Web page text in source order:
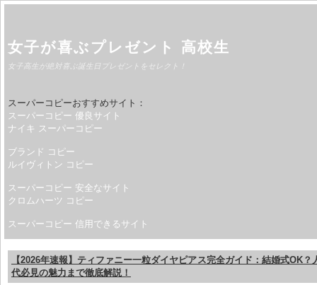
女子が喜ぶプレゼント 高校生
女子高生が絶対喜ぶ誕生日プレゼントをセレクト！
スーパーコピーおすすめサイト：
スーパーコピー 優良サイト
ナイキ スーパーコピー
ブランド コピー
ルイヴィトン コピー
スーパーコピー 安全なサイト
クロムハーツ コピー
スーパーコピー 信用できるサイト
【2026年速報】ティファニー一粒ダイヤピアス完全ガイド：結婚式OK？
代必見の魅力まで徹底解説！